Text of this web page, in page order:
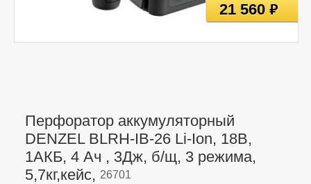
Перфоратор аккумуляторный
DENZEL BLRH-IB-26 Li-Ion, 18В,
1АКБ, 4 Ач , 3Дж, б/щ, 3 режима,
5,7кг,кейс, 26701
21 560руб